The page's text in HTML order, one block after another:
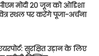
पीएम मोदी 20 जून को ओडिशा
स्थल पर करेंगे पूजा-अर्चना
सुरक्षित उड़ान के लिए